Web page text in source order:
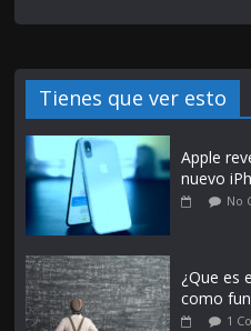
Tienes que ver esto
Apple
nuevo
No
¿Que es
como
1